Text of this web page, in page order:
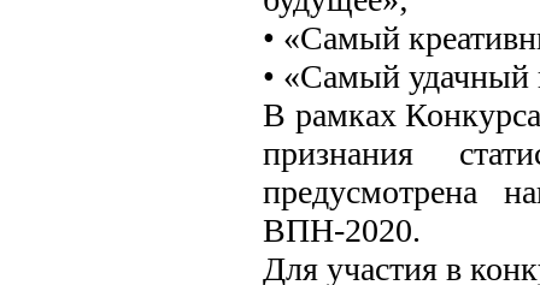
• «Самый
• «Самый
В рамках
признания
предусмотрена
ВПН-2020.
Для участия в